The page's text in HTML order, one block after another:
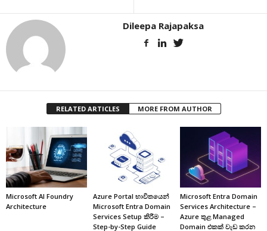
Dileepa Rajapaksa
RELATED ARTICLES MORE FROM AUTHOR
Microsoft AI Foundry
Architecture
Azure Portal භාවිතයෙන්
Microsoft Entra Domain
Services Setup කිරීම –
Step-by-Step Guide
Microsoft Entra Domain
Services Architecture –
Azure තුළ Managed
Domain එකක් වැඩ කරන